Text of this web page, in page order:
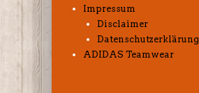
Impressum
Disclaimer
Datenschutzerklärung
ADIDAS Teamwear